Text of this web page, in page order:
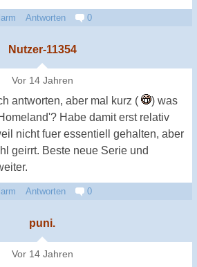
Antworten 0
Nutzer-11354
Vor 14 Jahren
antworten, aber mal kurz (
) was
Habe damit erst relativ
nicht fuer essentiell gehalten, aber
geirrt. Beste neue Serie und
Antworten 0
puni.
Vor 14 Jahren